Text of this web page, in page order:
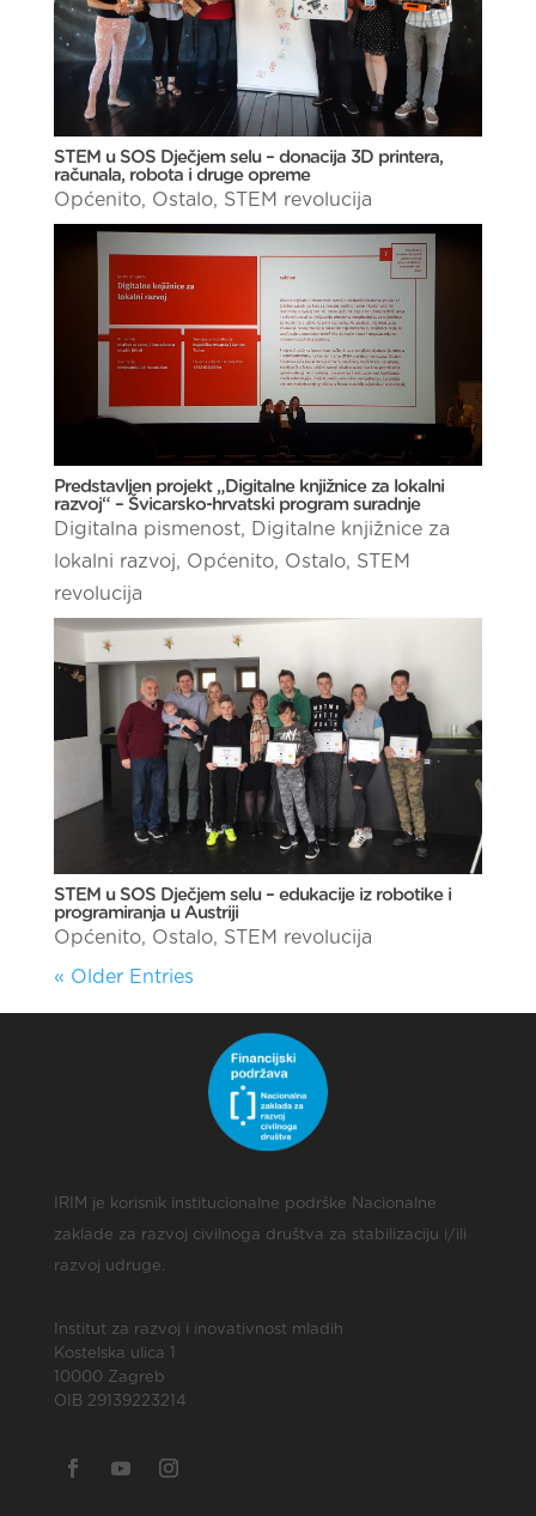
STEM u SOS Dječjem selu – donacija 3D printera,
računala, robota i druge opreme
Općenito, Ostalo, STEM revolucija
Predstavljen projekt „Digitalne knjižnice za lokalni
razvoj“ – Švicarsko-hrvatski program suradnje
Digitalna pismenost, Digitalne knjižnice za
lokalni razvoj, Općenito, Ostalo, STEM
revolucija
STEM u SOS Dječjem selu – edukacije iz robotike i
programiranja u Austriji
Općenito, Ostalo, STEM revolucija
« Older Entries
IRIM je korisnik institucionalne podrške Nacionalne
zaklade za razvoj civilnoga društva za stabilizaciju i/ili
razvoj udruge.
Institut za razvoj i inovativnost mladih
Kostelska ulica 1
10000 Zagreb
OIB 29139223214